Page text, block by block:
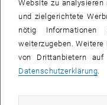
Strategies and Evolving
Cardiff (Wales,
und Wien (Österreich)
Nun liegen zahlreiche
deutscher und englischer
Website zu analysieren
und zielgerichtete
nötig
weiterzugeben.
von Drittanbietern
Datenschutzerklärung.